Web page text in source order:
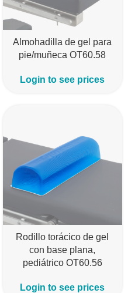
Almohadilla de gel para
pie/muñeca OT60.58
Login to see prices
Rodillo torácico de gel
con base plana,
pediátrico OT60.56
Login to see prices